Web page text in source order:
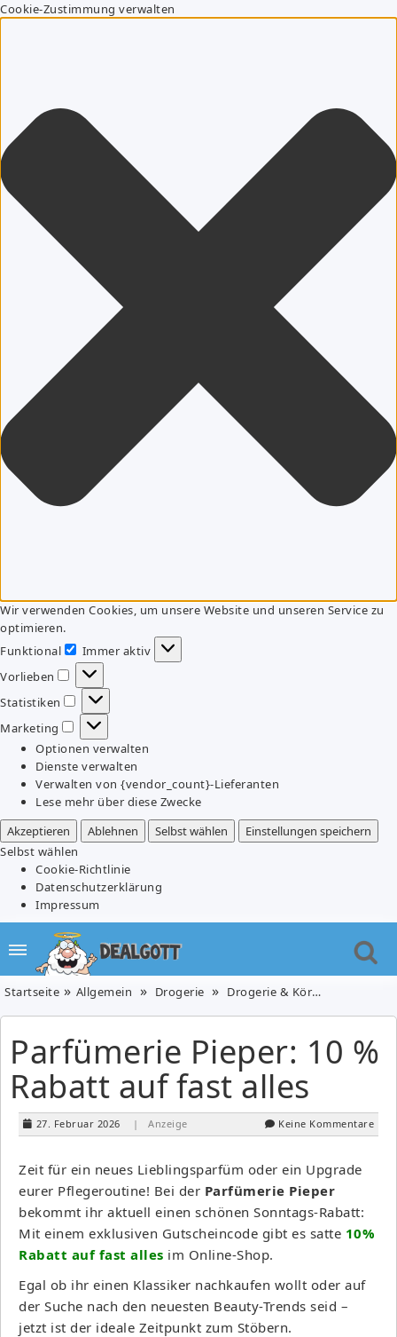
Cookie-Zustimmung verwalten
Wir verwenden Cookies, um unsere Website und unseren Service zu
optimieren.
Funktional
Funktional
Immer aktiv
Vorlieben
Vorlieben
Statistiken
Statistiken
Marketing
Marketing
Optionen verwalten
Dienste verwalten
Verwalten von {vendor_count}-Lieferanten
Lese mehr über diese Zwecke
Akzeptieren
Ablehnen Selbst wählen
Einstellungen speichern
Selbst wählen
Cookie-Richtlinie
Datenschutzerklärung
Impressum
Startseite Allgemein Drogerie Drogerie & Körperpflege
Parfümerie Pieper: 10 %
Rabatt auf fast alles
27. Februar 2026 | Anzeige Keine Kommentare
Zeit für ein neues Lieblingsparfüm oder ein Upgrade
eurer Pflegeroutine! Bei der Parfümerie Pieper
bekommt ihr aktuell einen schönen Sonntags-Rabatt:
Mit einem exklusiven Gutscheincode gibt es satte 10%
Rabatt auf fast alles im Online-Shop.
Egal ob ihr einen Klassiker nachkaufen wollt oder auf
der Suche nach den neuesten Beauty-Trends seid –
jetzt ist der ideale Zeitpunkt zum Stöbern.